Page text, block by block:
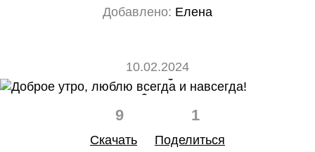
Добавлено: Елена
10.02.2024
9 1
Скачать
Поделиться